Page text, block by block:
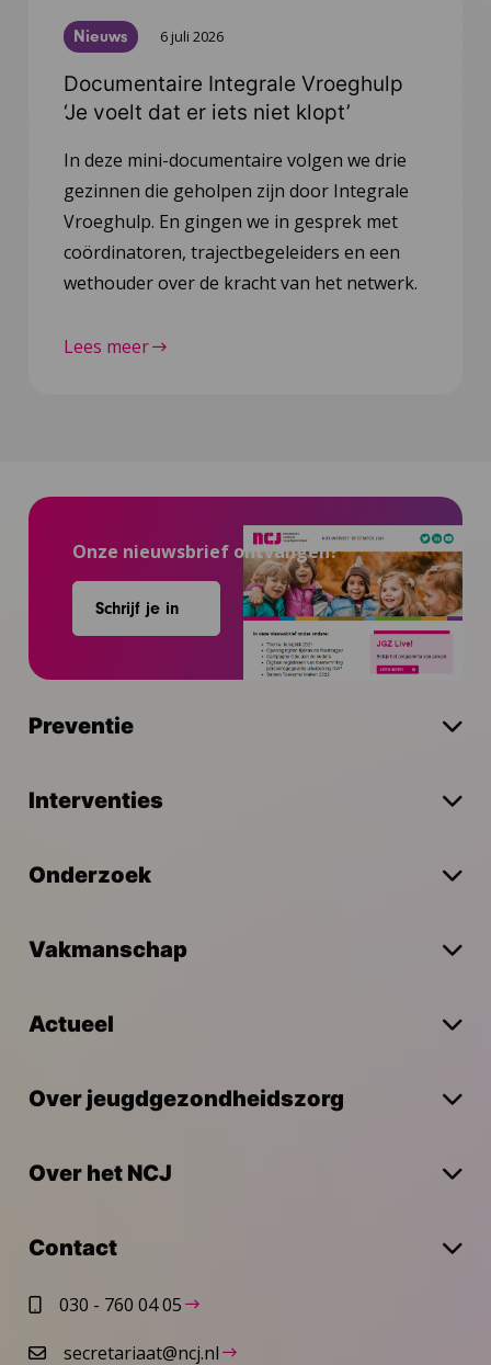
Nieuws 6 juli 2026
Documentaire Integrale Vroeghulp
‘Je voelt dat er iets niet klopt’
In deze mini-documentaire volgen we drie
gezinnen die geholpen zijn door Integrale
Vroeghulp. En gingen we in gesprek met
coördinatoren, trajectbegeleiders en een
wethouder over de kracht van het netwerk.
Lees meer
Onze nieuwsbrief ontvangen?
Schrijf je in
Preventie
Interventies
Onderzoek
Vakmanschap
Actueel
Over jeugdgezondheidszorg
Over het NCJ
Contact
030 - 760 04 05
secretariaat@ncj.nl